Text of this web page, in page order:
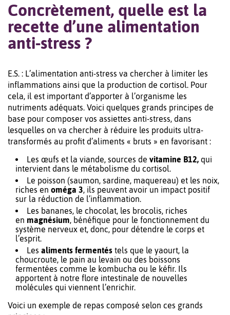
Concrètement, quelle est la
recette d’une alimentation
anti-stress ?
E.S. : L’alimentation anti-stress va chercher à limiter les
inflammations ainsi que la production de cortisol. Pour
cela, il est important d’apporter à l’organisme les
nutriments adéquats. Voici quelques grands principes de
base pour composer vos assiettes anti-stress, dans
lesquelles on va chercher à réduire les produits ultra-
transformés au profit d’aliments « bruts » en favorisant :
Les œufs et la viande, sources de vitamine B12, qui
intervient dans le métabolisme du cortisol.
Le poisson (saumon, sardine, maquereau) et les noix,
riches en oméga 3, ils peuvent avoir un impact positif
sur la réduction de l’inflammation.
Les bananes, le chocolat, les brocolis, riches
en magnésium, bénéfique pour le fonctionnement du
système nerveux et, donc, pour détendre le corps et
l’esprit.
Les aliments fermentés tels que le yaourt, la
choucroute, le pain au levain ou des boissons
fermentées comme le kombucha ou le kéfir. Ils
apportent à notre flore intestinale de nouvelles
molécules qui viennent l’enrichir.
Voici un exemple de repas composé selon ces grands